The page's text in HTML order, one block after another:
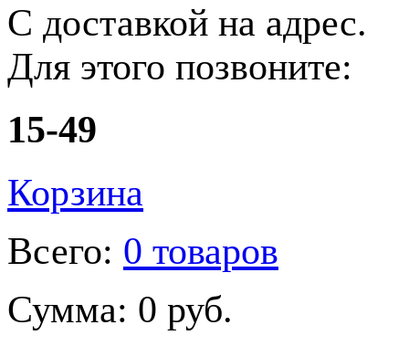
С доставкой на адрес.
Для этого позвоните:
15-49
Корзина
Всего: 0 товаров
Сумма: 0 руб.